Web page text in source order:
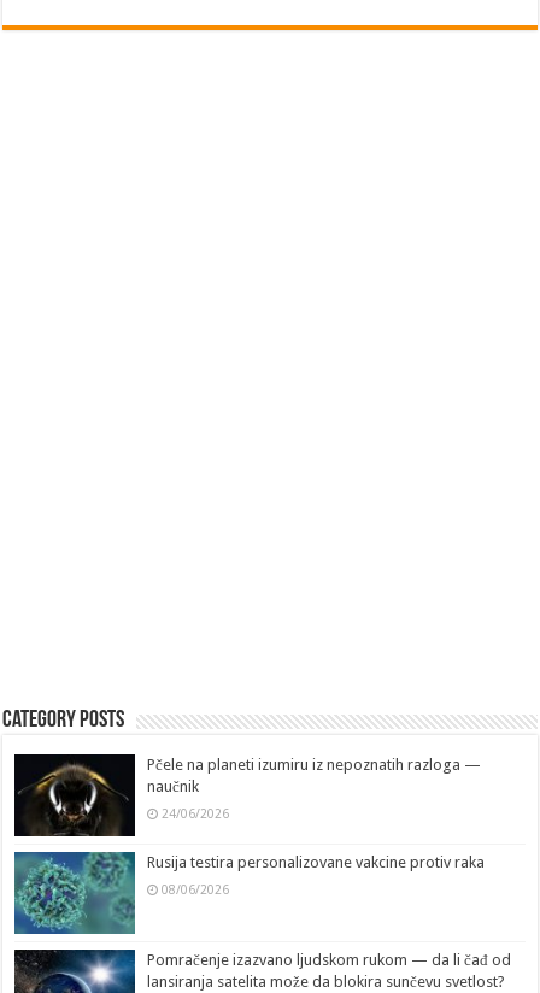
Category Posts
Pčele na planeti izumiru iz nepoznatih razloga —
naučnik
24/06/2026
Rusija testira personalizovane vakcine protiv raka
08/06/2026
Pomračenje izazvano ljudskom rukom — da li čađ od
lansiranja satelita može da blokira sunčevu svetlost?